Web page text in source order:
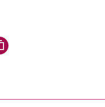
teilen (externer Link,
über Facebook teilen